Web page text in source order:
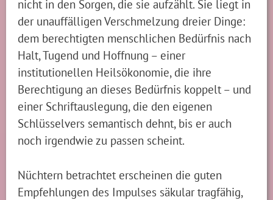
nicht in den Sorgen, die sie aufzählt. Sie liegt in
der unauffälligen Verschmelzung dreier Dinge:
dem berechtigten menschlichen Bedürfnis nach
Halt, Tugend und Hoffnung – einer
institutionellen Heilsökonomie, die ihre
Berechtigung an dieses Bedürfnis koppelt – und
einer Schriftauslegung, die den eigenen
Schlüsselvers semantisch dehnt, bis er auch
noch irgendwie zu passen scheint.
Nüchtern betrachtet erscheinen die guten
Empfehlungen des Impulses säkular tragfähig,